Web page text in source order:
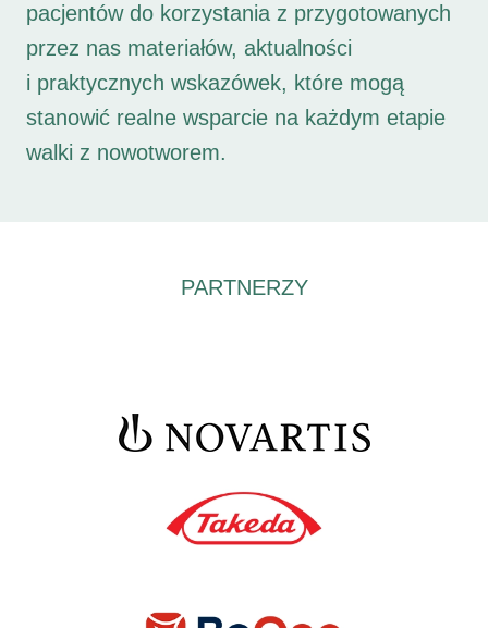
pacjentów do korzystania z przygotowanych
przez nas materiałów, aktualności
i praktycznych wskazówek, które mogą
stanowić realne wsparcie na każdym etapie
walki z nowotworem.
PARTNERZY